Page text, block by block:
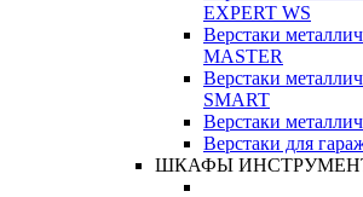
EXPERT WS
Верстаки
MASTER
Верстаки
SMART
Верстаки
Верстаки для
ШКАФЫ